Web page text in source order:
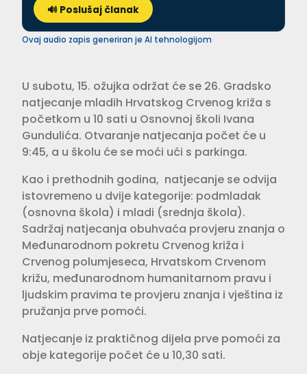
🔊 Poslušaj članak
Ovaj audio zapis generiran je AI tehnologijom
U subotu, 15. ožujka održat će se 26. Gradsko
natjecanje mladih Hrvatskog Crvenog križa s
početkom u 10 sati u Osnovnoj školi Ivana
Gundulića. Otvaranje natjecanja počet će u
9:45, a u školu će se moći ući s parkinga.
Kao i prethodnih godina, natjecanje se odvija
istovremeno u dvije kategorije: podmladak
(osnovna škola) i mladi (srednja škola).
Sadržaj natjecanja obuhvaća provjeru znanja o
Međunarodnom pokretu Crvenog križa i
Crvenog polumjeseca, Hrvatskom Crvenom
križu, međunarodnom humanitarnom pravu i
ljudskim pravima te provjeru znanja i vještina iz
pružanja prve pomoći.
Natjecanje iz praktičnog dijela prve pomoći za
obje kategorije počet će u 10,30 sati.